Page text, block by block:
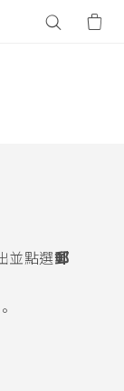
並點選郵